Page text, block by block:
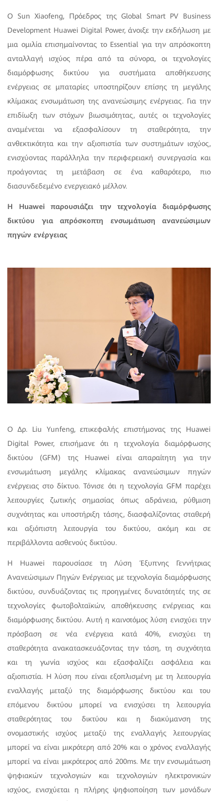
Ο Sun Xiaofeng, Πρόεδρος της Global Smart PV Business
Development Huawei Digital Power, άνοιξε την εκδήλωση με
μια ομιλία επισημαίνοντας το Essential για την απρόσκοπτη
ανταλλαγή ισχύος πέρα από τα σύνορα, οι τεχνολογίες
διαμόρφωσης δικτύου για συστήματα αποθήκευσης
ενέργειας σε μπαταρίες υποστηρίζουν επίσης τη μεγάλης
κλίμακας ενσωμάτωση της ανανεώσιμης ενέργειας. Για την
επιδίωξη των στόχων βιωσιμότητας, αυτές οι τεχνολογίες
αναμένεται να εξασφαλίσουν τη σταθερότητα, την
ανθεκτικότητα και την αξιοπιστία των συστημάτων ισχύος,
ενισχύοντας παράλληλα την περιφερειακή συνεργασία και
προάγοντας τη μετάβαση σε ένα καθαρότερο, πιο
διασυνδεδεμένο ενεργειακό μέλλον.
Η Huawei παρουσιάζει την τεχνολογία διαμόρφωσης
δικτύου για απρόσκοπτη ενσωμάτωση ανανεώσιμων
πηγών ενέργειας
Ο Δρ. Liu Yunfeng, επικεφαλής επιστήμονας της Huawei
Digital Power, επισήμανε ότι η τεχνολογία διαμόρφωσης
δικτύου (GFM) της Huawei είναι απαραίτητη για την
ενσωμάτωση μεγάλης κλίμακας ανανεώσιμων πηγών
ενέργειας στο δίκτυο. Τόνισε ότι η τεχνολογία GFM παρέχει
λειτουργίες ζωτικής σημασίας όπως αδράνεια, ρύθμιση
συχνότητας και υποστήριξη τάσης, διασφαλίζοντας σταθερή
και αξιόπιστη λειτουργία του δικτύου, ακόμη και σε
περιβάλλοντα ασθενούς δικτύου.
Η Huawei παρουσίασε τη Λύση Έξυπνης Γεννήτριας
Ανανεώσιμων Πηγών Ενέργειας με τεχνολογία διαμόρφωσης
δικτύου, συνδυάζοντας τις προηγμένες δυνατότητές της σε
τεχνολογίες φωτοβολταϊκών, αποθήκευσης ενέργειας και
διαμόρφωσης δικτύου. Αυτή η καινοτόμος λύση ενισχύει την
πρόσβαση σε νέα ενέργεια κατά 40%, ενισχύει τη
σταθερότητα ανακατασκευάζοντας την τάση, τη συχνότητα
και τη γωνία ισχύος και εξασφαλίζει ασφάλεια και
αξιοπιστία. Η λύση που είναι εξοπλισμένη με τη λειτουργία
εναλλαγής μεταξύ της διαμόρφωσης δικτύου και του
επόμενου δικτύου μπορεί να ενισχύσει τη λειτουργία
σταθερότητας του δικτύου και η διακύμανση της
ονομαστικής ισχύος μεταξύ της εναλλαγής λειτουργίας
μπορεί να είναι μικρότερη από 20% και ο χρόνος εναλλαγής
μπορεί να είναι μικρότερος από 200ms. Με την ενσωμάτωση
ψηφιακών τεχνολογιών και τεχνολογιών ηλεκτρονικών
ισχύος, ενισχύεται η πλήρης ψηφιοποίηση των μονάδων